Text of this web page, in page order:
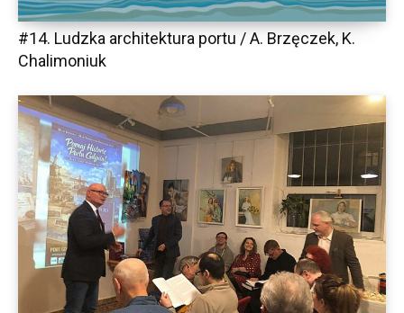
#14. Ludzka architektura portu / A. Brzęczek, K.
Chalimoniuk